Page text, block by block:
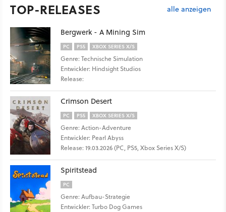
TOP-RELEASES alle anzeigen
Bergwerk - A Mining Sim
PC PS5 XBOX SERIES X/S
Genre: Technische Simulation
Entwickler: Hindsight Studios
Release:
Crimson Desert
PC PS5 XBOX SERIES X/S
Genre: Action-Adventure
Entwickler: Pearl Abyss
Release: 19.03.2026 (PC, PS5, Xbox Series X/S)
Spiritstead
PC
Genre: Aufbau-Strategie
Entwickler: Turbo Dog Games